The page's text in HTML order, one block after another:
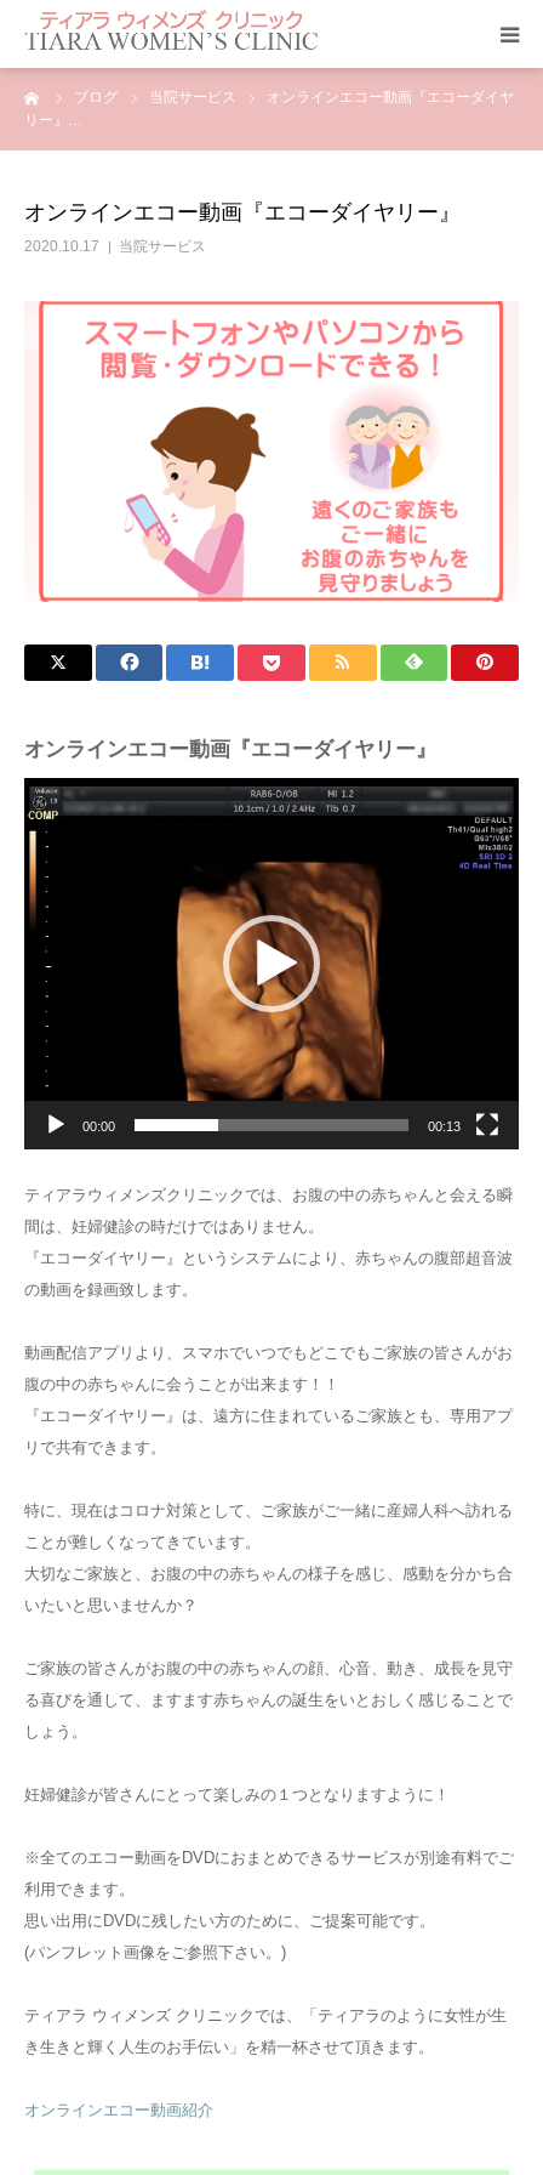
ブログ 当院サービス
オンラインエコー動画『エコーダイヤ
リー』…
オンラインエコー動画『エコーダイヤリー』
2020.10.17 当院サービス
オンラインエコー動画『エコーダイヤリー』
動
画
プ
レ
ヤ
ー
00:00 00:13
ティアラウィメンズクリニックでは、お腹の中の赤ちゃんと会える瞬
間は、妊婦健診の時だけではありません。
『エコーダイヤリー』というシステムにより、赤ちゃんの腹部超音波
の動画を録画致します。
動画配信アプリより、スマホでいつでもどこでもご家族の皆さんがお
腹の中の赤ちゃんに会うことが出来ます！！
『エコーダイヤリー』は、遠方に住まれているご家族とも、専用アプ
リで共有できます。
特に、現在はコロナ対策として、ご家族がご一緒に産婦人科へ訪れる
ことが難しくなってきています。
大切なご家族と、お腹の中の赤ちゃんの様子を感じ、感動を分かち合
いたいと思いませんか？
ご家族の皆さんがお腹の中の赤ちゃんの顔、心音、動き、成長を見守
る喜びを通して、ますます赤ちゃんの誕生をいとおしく感じることで
しょう。
妊婦健診が皆さんにとって楽しみの１つとなりますように！
※全てのエコー動画をDVDにおまとめできるサービスが別途有料でご
利用できます。
思い出用にDVDに残したい方のために、ご提案可能です。
(パンフレット画像をご参照下さい。)
ティアラ ウィメンズ クリニックでは、「ティアラのように女性が生
き生きと輝く人生のお手伝い」を精一杯させて頂きます。
オンラインエコー動画紹介
クリニック紹介
ティアラ ニュース
アクセス
診療科目
よくあるご質問
診療予約